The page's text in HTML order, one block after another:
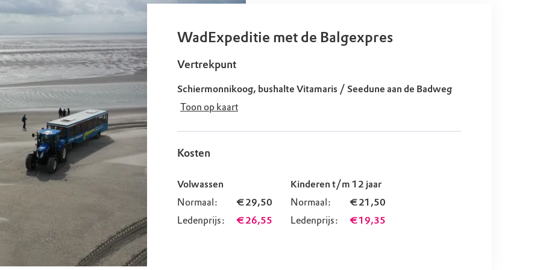
WadExpeditie met de Balgexpres
Vertrekpunt
Schiermonnikoog, bushalte Vitamaris / Seedune aan de Badweg
Toon op kaart
Kosten
Volwassen
Normaal:
€ 29,50
Ledenprijs:
€ 26,55
Kinderen t/m 12 jaar
Normaal:
€ 21,50
Ledenprijs:
€ 19,35